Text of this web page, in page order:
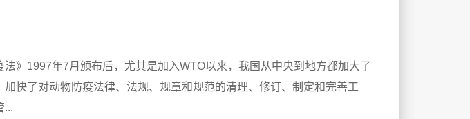
法》1997年7月颁布后，尤其是加入WTO以来，我国从中央到地方都加大了
加快了对动物防疫法律、法规、规章和规范的清理、修订、制定和完善工
...